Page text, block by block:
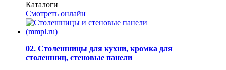
Каталоги
Смотреть онлайн
02. Столешницы для кухни, кромка для
столешниц, стеновые панели